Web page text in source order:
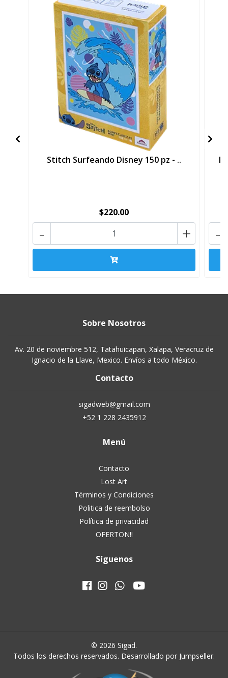
Stitch Surfeando Disney 150 pz - ..
$220.00
+
- -
Sobre Nosotros
Av. 20 de noviembre 512, Tatahuicapan, Xalapa, Veracruz de
Ignacio de la Llave, Mexico. Envíos a todo México.
Contacto
sigadweb@gmail.com
+52 1 228 2435912
Menú
Contacto
Lost Art
Términos y Condiciones
Politica de reembolso
Política de privacidad
OFERTON!!
Síguenos
© 2026 Sigad.
Todos los derechos reservados. Desarrollado por Jumpseller.